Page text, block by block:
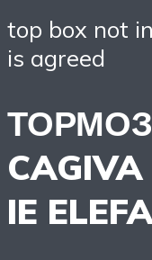
top box not
is agreed
IE